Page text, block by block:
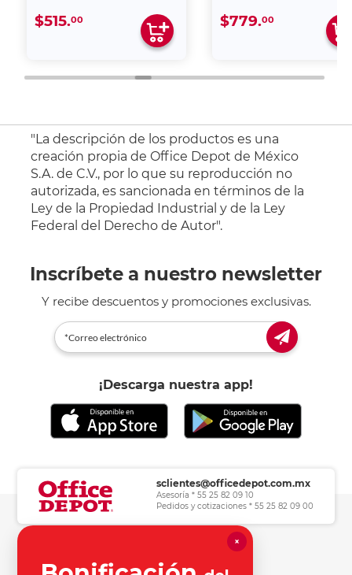
$515.00 $779.00
"La descripción de los productos es una
creación propia de Office Depot de México
S.A. de C.V., por lo que su reproducción no
autorizada, es sancionada en términos de la
Ley de la Propiedad Industrial y de la Ley
Federal del Derecho de Autor".
Inscríbete a nuestro newsletter
Y recibe descuentos y promociones exclusivas.
¡Descarga nuestra app!
sclientes@officedepot.com.mx
Asesoría * 55 25 82 09 10
Pedidos y cotizaciones * 55 25 82 09 00
Herramientas de consulta
×